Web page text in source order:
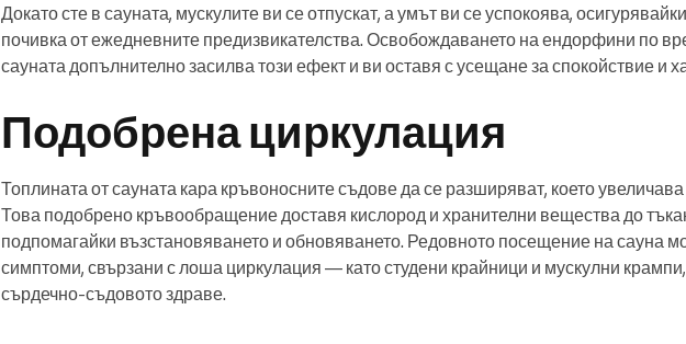
Докато сте в сауната, мускулите ви се отпускат, а умът ви се успокоява,
почивка от ежедневните предизвикателства. Освобождаването на ендорфини по
сауната допълнително засилва този ефект и ви оставя с усещане за спокойствие и
Подобрена циркулация
Топлината от сауната кара кръвоносните съдове да се разширяват, което
Това подобрено кръвообращение доставя кислород и хранителни вещества до
подпомагайки възстановяването и обновяването. Редовното посещение на сауна
симптоми, свързани с лоша циркулация — като студени крайници и мускулни
сърдечно-съдовото здраве.